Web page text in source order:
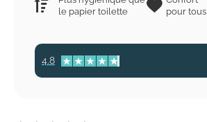
le papier toilette
pour tous
4.8